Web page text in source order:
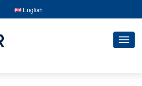
English